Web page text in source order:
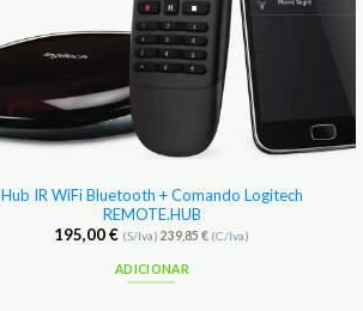
Hub IR WiFi Bluetooth + Comando Logitech
REMOTE.HUB
195,00€ (S/Iva)239,85€ (C/Iva)
ADICIONAR